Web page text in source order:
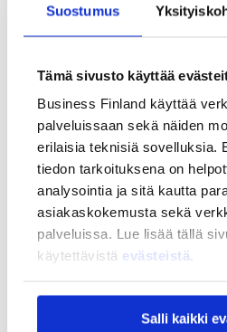
Suostumus
Tämä sivusto käyttää
Business Finland käyttää
palveluissaan sekä näiden
erilaisia teknisiä sovelluksia.
tiedon tarkoituksena on
analysointia ja sitä kautta
asiakaskokemusta sekä
palveluissa. Lue lisää tällä
käytettävistä evästeistä.
Salli kaikki
Rahoituspalvelut
Julkisille toimijoille
Rahoituspalvelut
Me olemme
Me olemme
Organisaatiomme
Töihin meille
Strategia ja
Strategia ja
Tulokset ja
Ajankohtaista